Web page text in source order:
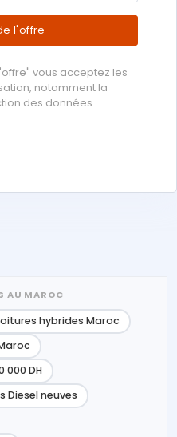
l'offre
vous acceptez les
notamment la
des données
AU MAROC
hybrides Maroc
000 DH
Diesel neuves